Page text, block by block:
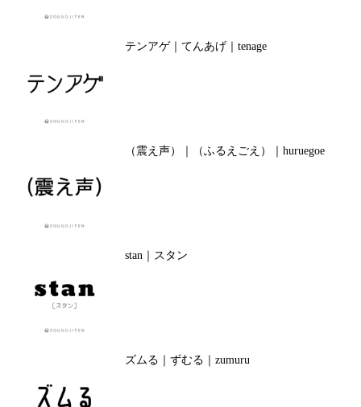
テンアゲ｜てんあげ｜tenage
（震え声）｜（ふるえごえ）｜huruegoe
stan｜スタン
ズムる｜ずむる｜zumuru